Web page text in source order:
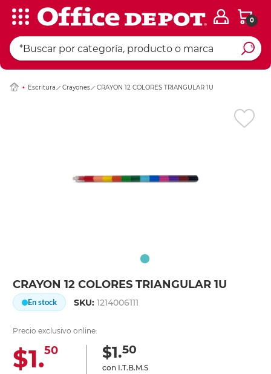
0
Escritura Crayones CRAYON 12 COLORES TRIANGULAR 1U
CRAYON 12 COLORES TRIANGULAR 1U
En stock SKU:1214006111
Precio exclusivo online:
$1.50 $1.50
con I.T.B.M.S
Ingresar Codigo